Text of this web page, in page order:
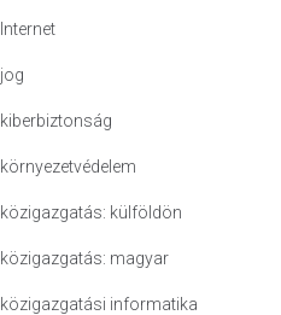
Internet
jog
kiberbiztonság
környezetvédelem
közigazgatás: külföldön
közigazgatás: magyar
közigazgatási informatika